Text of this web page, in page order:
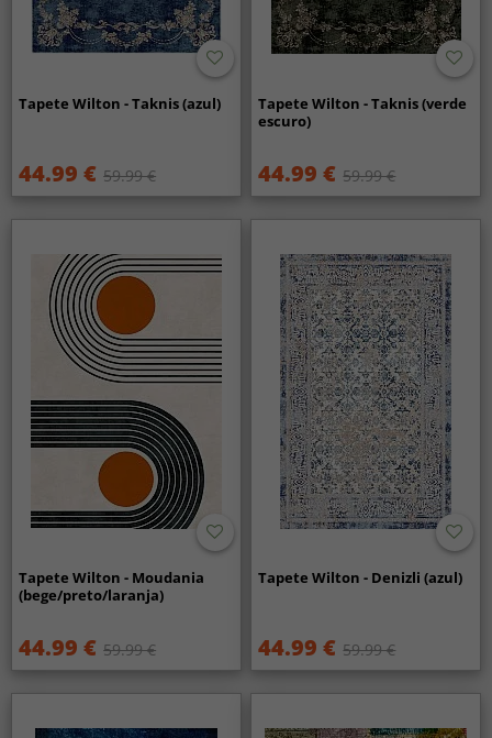
Tapete Wilton - Taknis (azul)
44.99 € 59.99 €
Tapete Wilton - Taknis (verde
escuro)
44.99 € 59.99 €
Tapete Wilton - Moudania
(bege/preto/laranja)
44.99 € 59.99 €
Tapete Wilton - Denizli (azul)
44.99 € 59.99 €